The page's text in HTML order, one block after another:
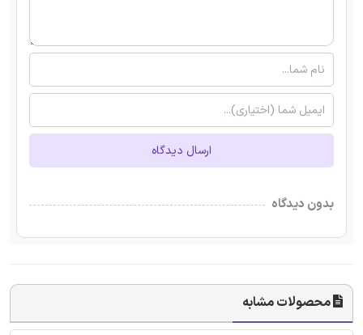
ارسال دیدگاه
بدون دیدگاه
محصولات مشابه